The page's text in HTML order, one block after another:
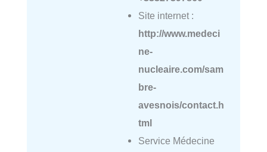
Site internet :
http://www.medeci
ne-
nucleaire.com/sam
bre-
avesnois/contact.h
tml
Service Médecine